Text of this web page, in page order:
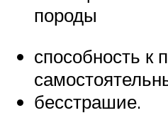
породы
способность к
бесстрашие.